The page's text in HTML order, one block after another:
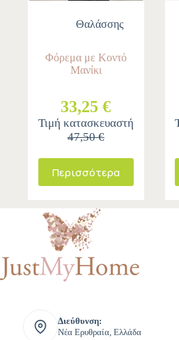
Θαλάσσης
Φόρεμα με Κοντό
Μανίκι
33,25 €
Τιμή κατασκευαστή
47,50 €
Περισσότερα
Διεύθυνση:
Νέα Ερυθραία, Ελλάδα